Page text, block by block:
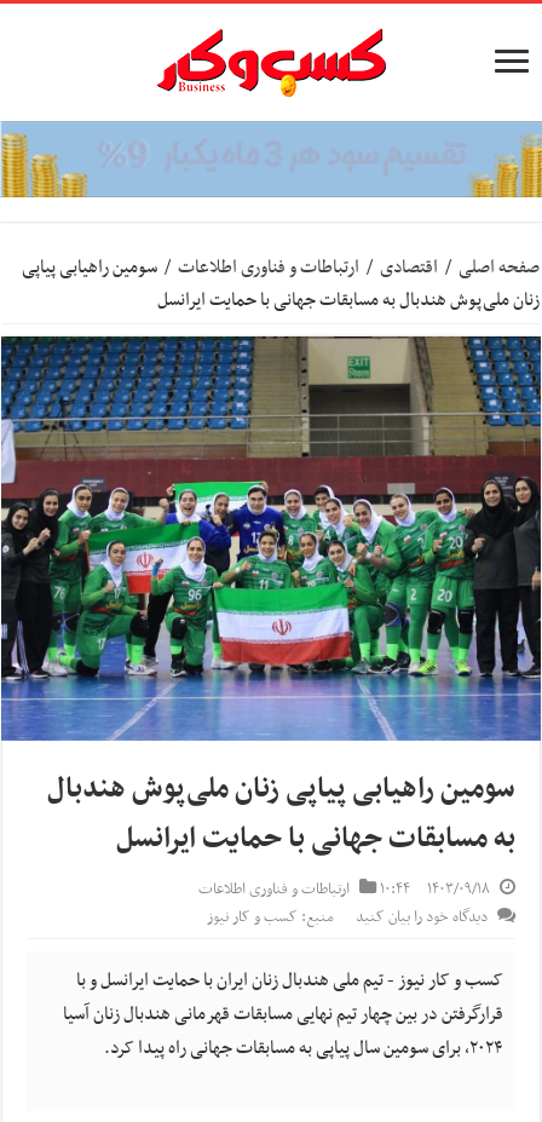
صفحه اصلی / اقتصادی / ارتباطات و فناوری اطلاعات / سومین راهیابی پیاپی
زنان ملی‌پوش هندبال به مسابقات جهانی با حمایت ایرانسل
سومین راهیابی پیاپی زنان ملی‌پوش هندبال
به مسابقات جهانی با حمایت ایرانسل
۱۴۰۳/۰۹/۱۸ ۱۰:۴۴
ارتباطات و فناوری اطلاعات
دیدگاه خود را بیان کنید
منبع: کسب و کار نیوز
کسب و کار نیوز - تیم ملی هندبال زنان ایران با حمایت ایرانسل و با
قرارگرفتن در بین چهار تیم نهایی مسابقات قهرمانی هندبال زنان آسیا
۲۰۲۴، برای سومین سال پیاپی به مسابقات جهانی راه پیدا کرد.